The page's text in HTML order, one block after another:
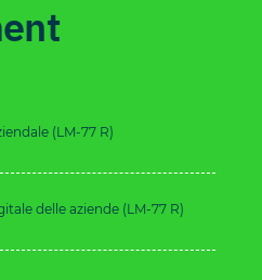
(LM-77 R)
delle aziende (LM-77 R)